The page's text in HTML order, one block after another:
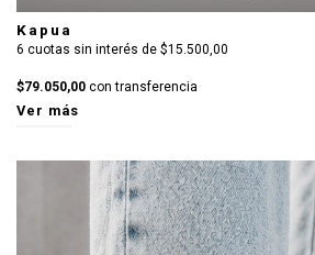
Kapua
6 cuotas sin interés de $15.500,00
$79.050,00 con transferencia
Ver más